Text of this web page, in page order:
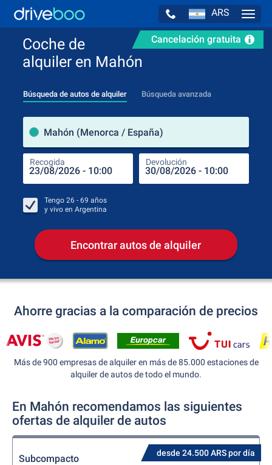
ARS
Cancelación gratuita
Coche de
alquiler en Mahón
Búsqueda de autos de alquiler Búsqueda avanzada
Mahón (Menorca / España)
Recogida Devolución
Tengo 26 - 69 años
y vivo en Argentina
Encontrar autos de alquiler
Ahorre gracias a la comparación de precios
Más de 900 empresas de alquiler en más de 85.000 estaciones de
alquiler de autos de todo el mundo.
En Mahón recomendamos las siguientes
ofertas de alquiler de autos
desde 24.500 ARS por día
Subcompacto